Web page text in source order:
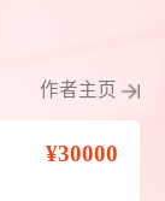
作者主页
¥30000